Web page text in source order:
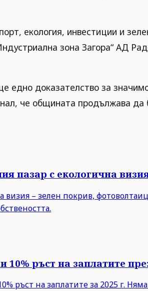
екология, инвестиции и
зона Загора“ АД
доказателство за
че общината продължава
пазар с екологична
визия – зелен покрив,
ръст на заплатите
ръст на заплатите за 2025 г.